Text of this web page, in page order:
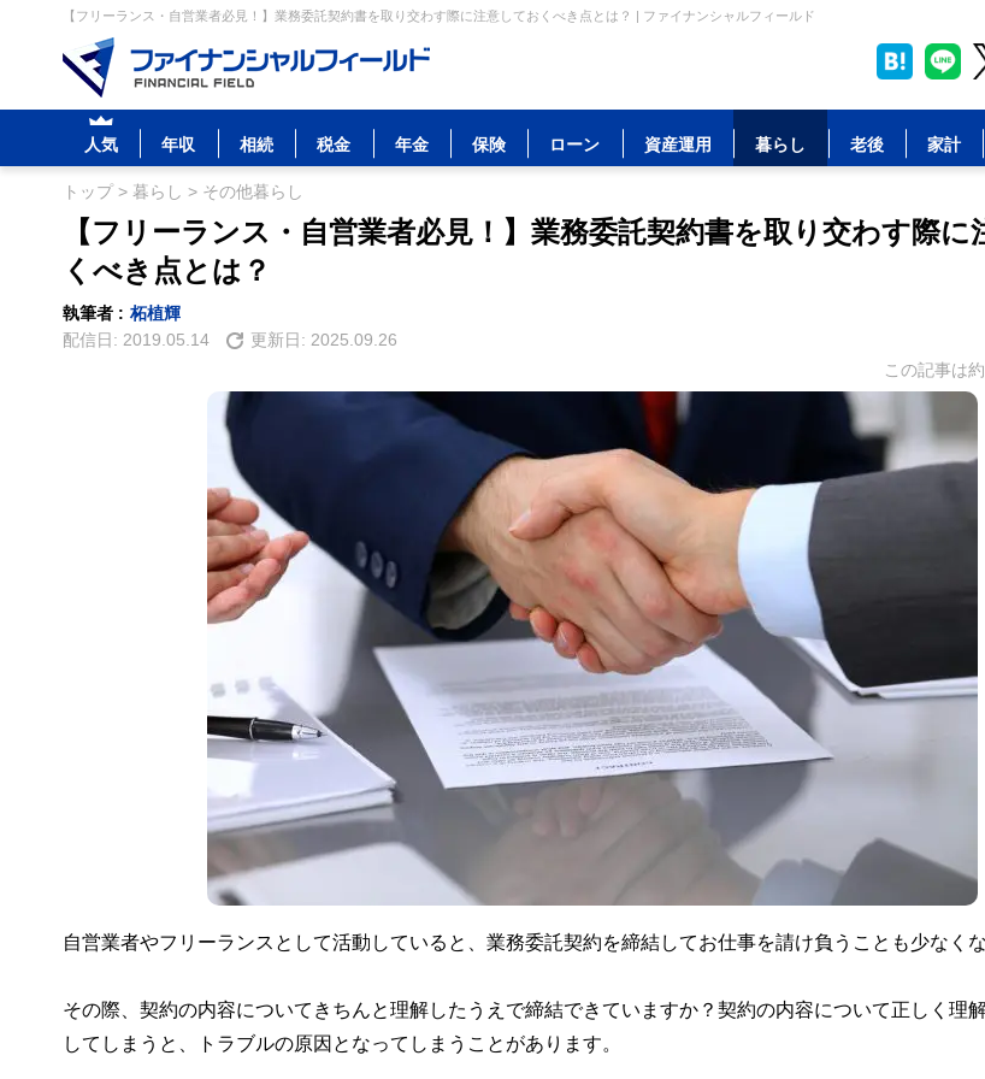
【フリーランス・自営業者必見！】業務委託契約書を取り交わす際に注意しておくべき点とは？ | ファイナンシャルフィールド
人気 年収 相続 税金 年金 保険 ローン 資産運用 暮らし 老後 家計
トップ> 暮らし > その他暮らし
【フリーランス・自営業者必見！】業務委託契約書を取り交わす際に
くべき点とは？
執筆者 : 柘植輝
配信日: 2019.05.14 更新日: 2025.09.26
この記事は約
自営業者やフリーランスとして活動していると、業務委託契約を締結してお仕事を請け負うことも少なくな
その際、契約の内容についてきちんと理解したうえで締結できていますか？契約の内容について正しく理
してしまうと、トラブルの原因となってしまうことがあります。